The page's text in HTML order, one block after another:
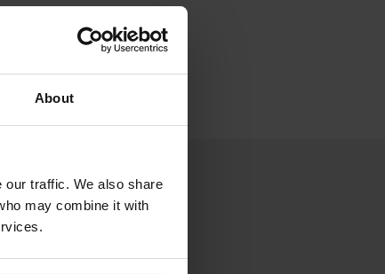
About
our traffic. We also share
may combine it with